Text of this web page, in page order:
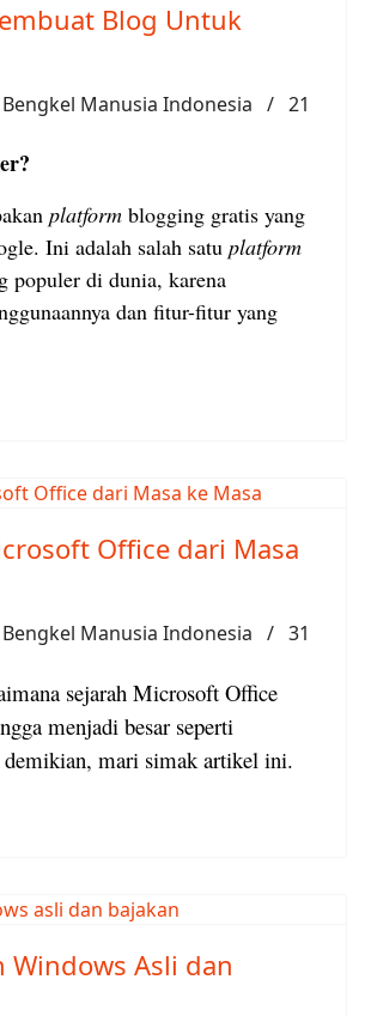
Blog Untuk
Manusia Indonesia
21
platform blogging gratis yang
Ini adalah salah satu platform
populer di dunia, karena
dan fitur-fitur yang
Office dari Masa
Manusia Indonesia
31
sejarah Microsoft Office
menjadi besar seperti
demikian, mari simak artikel ini.
Windows Asli dan